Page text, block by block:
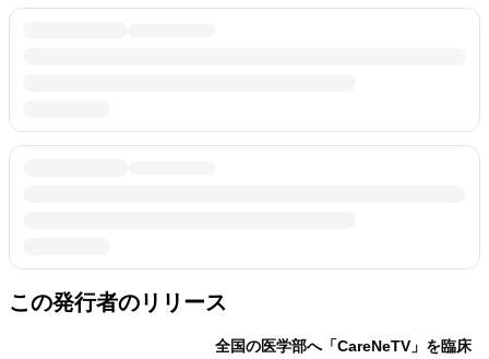
この発行者のリリース
全国の医学部へ「CareNeTV」を臨床